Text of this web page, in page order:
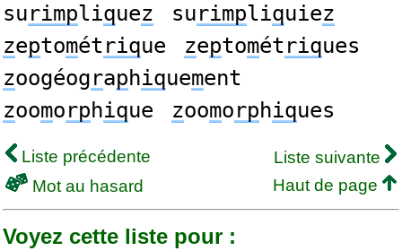
surimpliquez surimpliquiez
zeptométrique zeptométriques
zoogéographiquement
zoomorphique zoomorphiques
Liste précédente
Liste suivante
Mot au hasard
Haut de page
Voyez cette liste pour :